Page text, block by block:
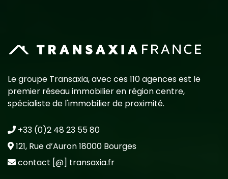
Le groupe Transaxia, avec ces 110 agences est le
premier réseau immobilier en région centre,
spécialiste de l'immobilier de proximité.
+33 (0)2 48 23 55 80
121, Rue d’Auron 18000 Bourges
contact [@] transaxia.fr